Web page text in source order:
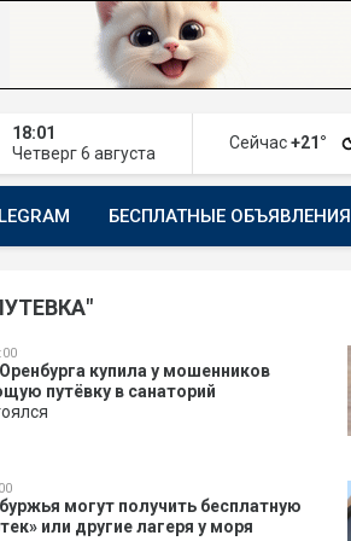
18:01
Четверг 6 августа
Сейчас+21°
БЕСПЛАТНЫЕ ОБЪЯВЛЕНИЯ
купила у мошенников
путёвку в санаторий
могут получить бесплатную
или другие лагеря у моря